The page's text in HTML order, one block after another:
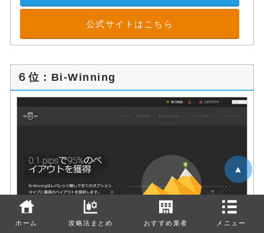
ホーム 攻略法まとめ おすすめ業者 メニュー
公式サイトはこちら
６位：Bi-Winning
▲